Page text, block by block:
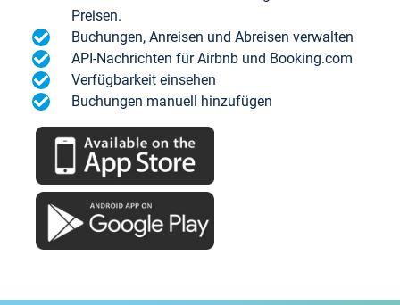
Preisen.
Buchungen, Anreisen und Abreisen verwalten
API-Nachrichten für Airbnb und Booking.com
Verfügbarkeit einsehen
Buchungen manuell hinzufügen